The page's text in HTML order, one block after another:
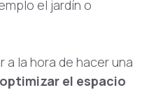
el jardín o
a la hora de hacer una
el espacio